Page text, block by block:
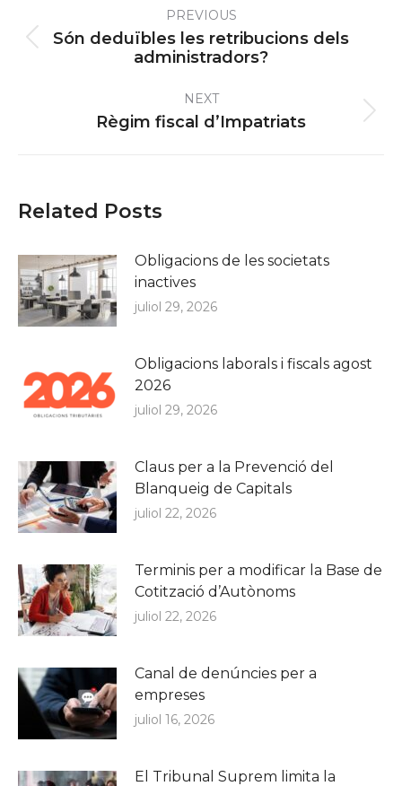
navigationPREVIOUS
Previous
post:
Són deduïbles les retribucions dels
administradors?
NEXT
Next
Règim fiscal d’Impatriats
Related Posts
Obligacions de les societats
inactives
juliol 29, 2026
Obligacions laborals i fiscals agost
2026
juliol 29, 2026
Claus per a la Prevenció del
Blanqueig de Capitals
juliol 22, 2026
Terminis per a modificar la Base de
Cotització d’Autònoms
juliol 22, 2026
Canal de denúncies per a
empreses
juliol 16, 2026
El Tribunal Suprem limita la